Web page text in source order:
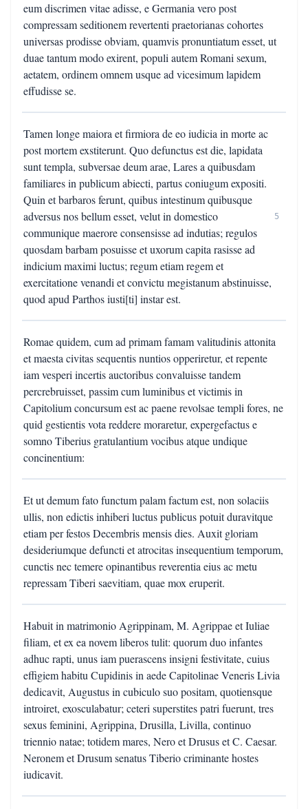
eum discrimen vitae adisse, e Germania vero post
compressam seditionem revertenti praetorianas cohortes
universas prodisse obviam, quamvis pronuntiatum esset, ut
duae tantum modo exirent, populi autem Romani sexum,
aetatem, ordinem omnem usque ad vicesimum lapidem
effudisse se.
Tamen longe maiora et firmiora de eo iudicia in morte ac
post mortem exstiterunt. Quo defunctus est die, lapidata
sunt templa, subversae deum arae, Lares a quibusdam
familiares in publicum abiecti, partus coniugum expositi.
Quin et barbaros ferunt, quibus intestinum quibusque
adversus nos bellum esset, velut in domestico
communique maerore consensisse ad indutias; regulos
quosdam barbam posuisse et uxorum capita rasisse ad
indicium maximi luctus; regum etiam regem et
exercitatione venandi et convictu megistanum abstinuisse,
quod apud Parthos iusti[ti] instar est.
5
Romae quidem, cum ad primam famam valitudinis attonita
et maesta civitas sequentis nuntios opperiretur, et repente
iam vesperi incertis auctoribus convaluisse tandem
percrebruisset, passim cum luminibus et victimis in
Capitolium concursum est ac paene revolsae templi fores, ne
quid gestientis vota reddere moraretur, expergefactus e
somno Tiberius gratulantium vocibus atque undique
concinentium:
Et ut demum fato functum palam factum est, non solaciis
ullis, non edictis inhiberi luctus publicus potuit duravitque
etiam per festos Decembris mensis dies. Auxit gloriam
desideriumque defuncti et atrocitas insequentium temporum,
cunctis nec temere opinantibus reverentia eius ac metu
repressam Tiberi saevitiam, quae mox eruperit.
Habuit in matrimonio Agrippinam, M. Agrippae et Iuliae
filiam, et ex ea novem liberos tulit: quorum duo infantes
adhuc rapti, unus iam puerascens insigni festivitate, cuius
effigiem habitu Cupidinis in aede Capitolinae Veneris Livia
dedicavit, Augustus in cubiculo suo positam, quotiensque
introiret, exosculabatur; ceteri superstites patri fuerunt, tres
sexus feminini, Agrippina, Drusilla, Livilla, continuo
triennio natae; totidem mares, Nero et Drusus et C. Caesar.
Neronem et Drusum senatus Tiberio criminante hostes
iudicavit.